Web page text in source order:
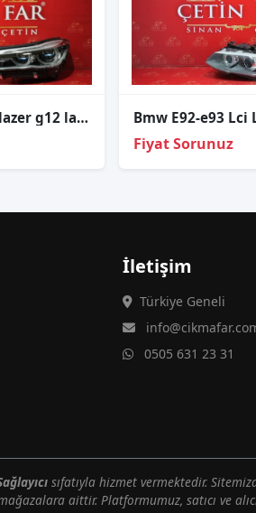
Bmw 7 seri̇si̇ g11 lazer g12 laser sağ sol far
Fiyat Sorunuz
İletişim
Türkiye Geneli
0505 631 23 31
sıfatıyla hizmet vermektedir.
aittir. Platformumuz, satıcı ve